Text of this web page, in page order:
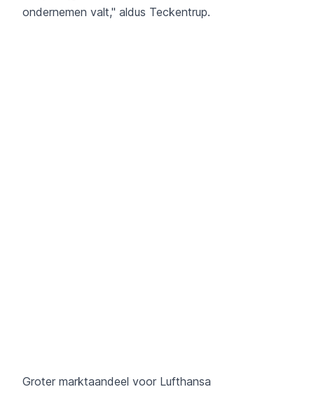
ondernemen valt," aldus Teckentrup.
Groter marktaandeel voor Lufthansa